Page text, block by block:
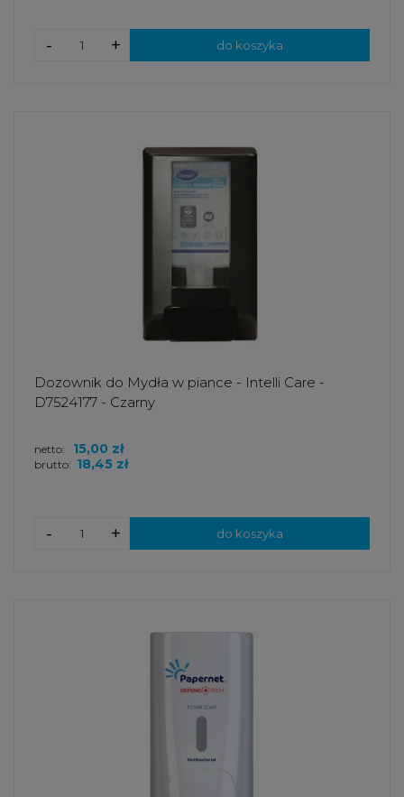
+
- do koszyka
Dozownik do Mydła w piance - Intelli Care -
D7524177 - Czarny
brutto: 18,45 zł
netto: 15,00 zł
+
- do koszyka